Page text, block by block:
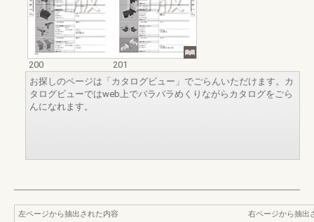
200
201
お探しのページは「カタログビュー」でごらんいただけます。カ
タログビューではweb上でパラパラめくりながらカタログをごら
んになれます。
左ページから抽出された内容
右ページから抽出